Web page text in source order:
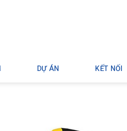
DỰ ÁN KẾT NỐI